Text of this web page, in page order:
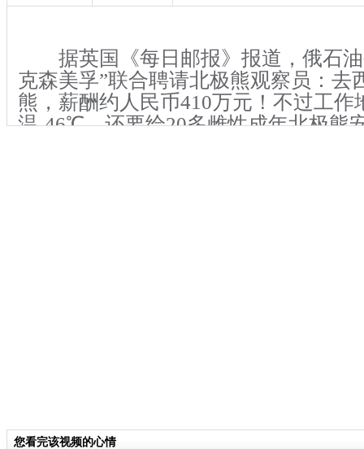
据英国《每日邮报》报道，俄石油
克森美孚”联合聘请北极熊观察员：去
熊，薪酬约人民币410万元！不过工作
温-46℃，还要给20多雌性成年北极熊
您看完该视频的心情